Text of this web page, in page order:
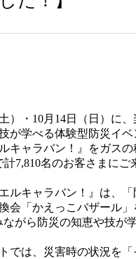
）・10月14日（日）に
が学べる体験型防災イ
キャラバン！』をガス
計7,810名のお客さまにご
エルキャラバン！』は、
会「かえっこバザール
ながら防災の知恵や技が
では、災害時の状況を「